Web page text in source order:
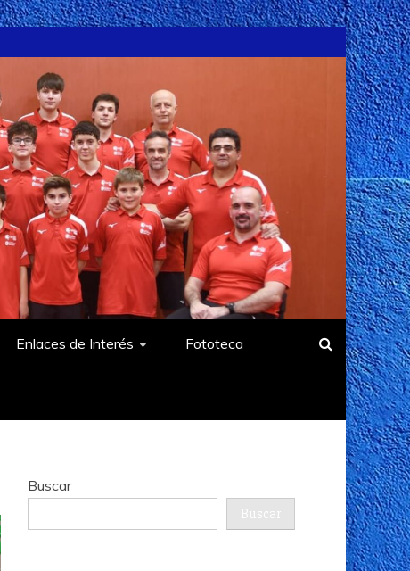
Enlaces de Interés Fototeca
Buscar
Buscar